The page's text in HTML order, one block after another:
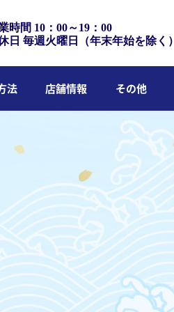
時間 10：00～19：00
日 毎週火曜日（年末年始を除く）
法 店舗情報 その他